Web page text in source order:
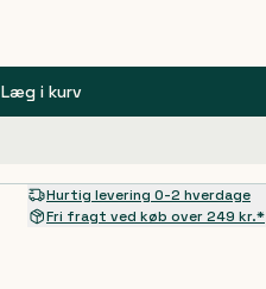
Læg i kurv
Hurtig levering 0-2 hverdage
Fri fragt ved køb over 249 kr.*